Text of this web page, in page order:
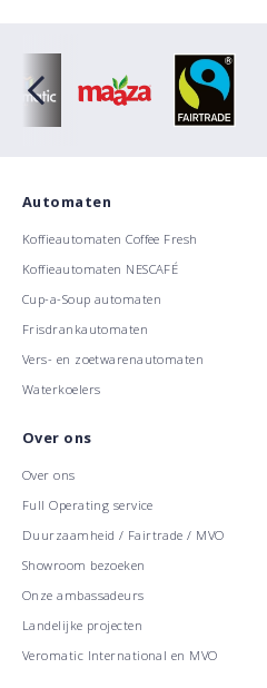
Automaten
Koffieautomaten Coffee Fresh
Koffieautomaten NESCAFÉ
Cup-a-Soup automaten
Frisdrankautomaten
Vers- en zoetwarenautomaten
Waterkoelers
Over ons
Over ons
Full Operating service
Duurzaamheid / Fairtrade / MVO
Showroom bezoeken
Onze ambassadeurs
Landelijke projecten
Veromatic International en MVO